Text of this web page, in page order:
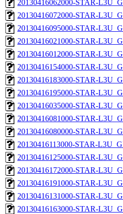
20130416062000-STAR-
20130416072000-STAR-
20130416095000-STAR-
20130416021000-STAR-
20130416012000-STAR-
20130416154000-STAR-
20130416183000-STAR-
20130416195000-STAR-
20130416035000-STAR-
20130416081000-STAR-
20130416080000-STAR-
20130416113000-STAR-
20130416125000-STAR-
20130416172000-STAR-
20130416191000-STAR-
20130416131000-STAR-
20130416163000-STAR-